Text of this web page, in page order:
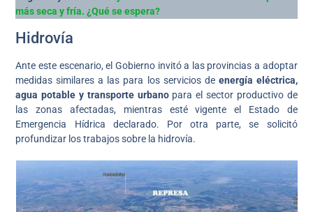
más seca y fría. ¿Qué se espera?
Hidrovía
Ante este escenario, el Gobierno invitó a las provincias a adoptar
medidas similares a las para los servicios de energía eléctrica,
agua potable y transporte urbano para el sector productivo de
las zonas afectadas, mientras esté vigente el Estado de
Emergencia Hídrica declarado. Por otra parte, se solicitó
profundizar los trabajos sobre la hidrovía.